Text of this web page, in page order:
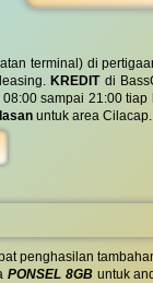
terminal) di
KREDITdi
sampai 21:00
untuk area
penghasilan
PONSEL 8GBuntuk